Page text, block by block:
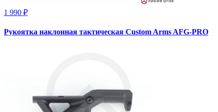
1 990 ₽
Рукоятка наклонная тактическая Custom Arms AFG-PRO